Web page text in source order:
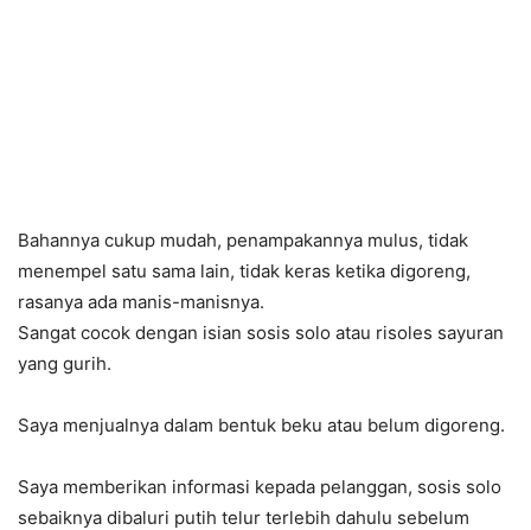
Bahannya cukup mudah, penampakannya mulus, tidak
menempel satu sama lain, tidak keras ketika digoreng,
rasanya ada manis-manisnya.
Sangat cocok dengan isian sosis solo atau risoles sayuran
yang gurih.
Saya menjualnya dalam bentuk beku atau belum digoreng.
Saya memberikan informasi kepada pelanggan, sosis solo
sebaiknya dibaluri putih telur terlebih dahulu sebelum